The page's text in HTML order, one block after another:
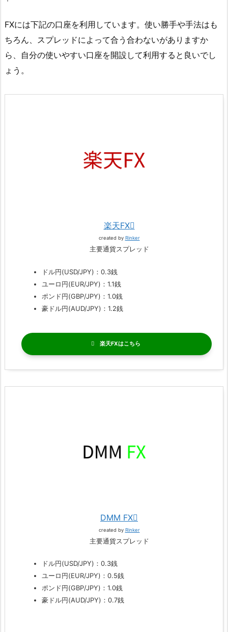
FXには下記の口座を利用しています。使い勝手や手法はも
ちろん、スプレッドによって合う合わないがありますか
ら、自分の使いやすい口座を開設して利用すると良いでし
ょう。
楽天FX
created by Rinker
主要通貨スプレッド
ドル円(USD/JPY)：0.3銭
ユーロ円(EUR/JPY)：1.1銭
ポンド円(GBP/JPY)：1.0銭
豪ドル円(AUD/JPY)：1.2銭
楽天FX
DMM FX
created by Rinker
主要通貨スプレッド
ドル円(USD/JPY)：0.3銭
ユーロ円(EUR/JPY)：0.5銭
ポンド円(GBP/JPY)：1.0銭
豪ドル円(AUD/JPY)：0.7銭